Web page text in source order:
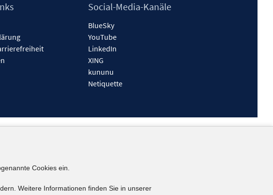
Social-Media-Kanäle
BlueSky
YouTube
LinkedIn
XING
kununu
Netiquette
Cookies ein.
Weitere Informationen finden Sie in unserer